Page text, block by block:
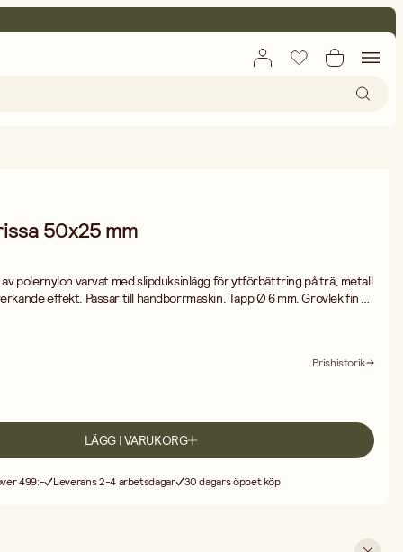
50x25 mm
polernylon varvat med slipduksinlägg för ytförbättring på trä, metall
effekt. Passar till handborrmaskin. Tapp Ø 6 mm. Grovlek fin nr
Prishistorik
LÄGG I VARUKORG
499:- Leverans 2-4 arbetsdagar 30 dagars öppet köp